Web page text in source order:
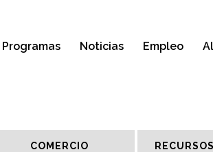
Programas Noticias Empleo
COMERCIO